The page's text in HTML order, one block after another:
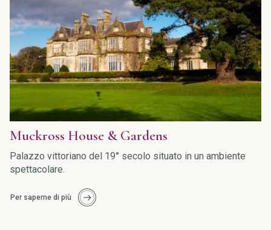
Muckross House & Gardens
Palazzo vittoriano del 19° secolo situato in un ambiente
spettacolare.
Per saperne di più